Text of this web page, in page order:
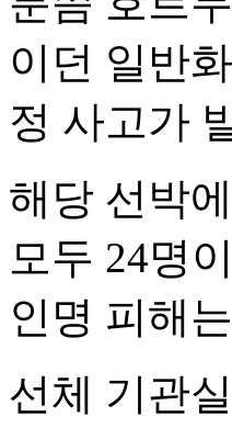
이던 일반
정 사고가
해당 선박
모두 24명
인명 피해
선체 기관